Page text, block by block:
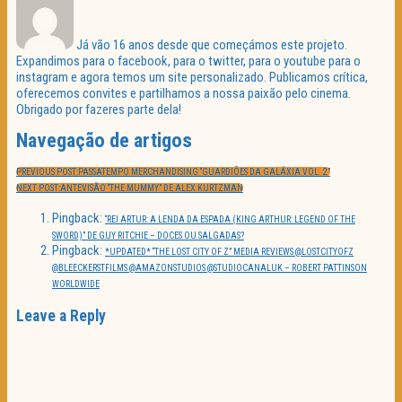
Já vão 16 anos desde que começámos este projeto.
Expandimos para o facebook, para o twitter, para o youtube para o
instagram e agora temos um site personalizado. Publicamos crítica,
oferecemos convites e partilhamos a nossa paixão pelo cinema.
Obrigado por fazeres parte dela!
Navegação de artigos
PREVIOUS POST:PASSATEMPO MERCHANDISING “GUARDIÕES DA GALÁXIA VOL. 2”
NEXT POST:ANTEVISÃO “THE MUMMY” DE ALEX KURTZMAN
Pingback: “REI ARTUR: A LENDA DA ESPADA (KING ARTHUR: LEGEND OF THE
SWORD)” DE GUY RITCHIE – DOCES OU SALGADAS?
Pingback: *UPDATED* “THE LOST CITY OF Z” MEDIA REVIEWS @LOSTCITYOFZ
@BLEECKERSTFILMS @AMAZONSTUDIOS @STUDIOCANALUK – ROBERT PATTINSON
WORLDWIDE
Leave a Reply